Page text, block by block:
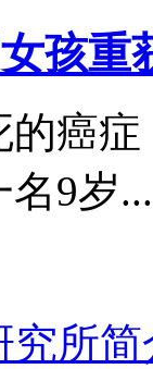
孩重
癌
9岁...
究所简